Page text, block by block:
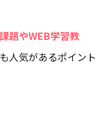
題やWEB学習教
人気があるポイント